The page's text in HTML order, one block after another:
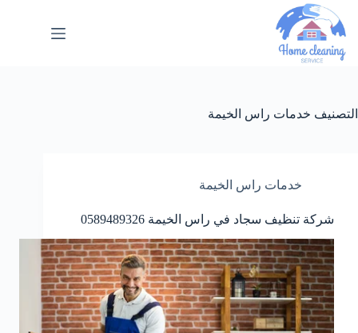
التصنيف خدمات راس الخيمة
خدمات راس الخيمة
شركة تنظيف سجاد في راس الخيمة 0589489326